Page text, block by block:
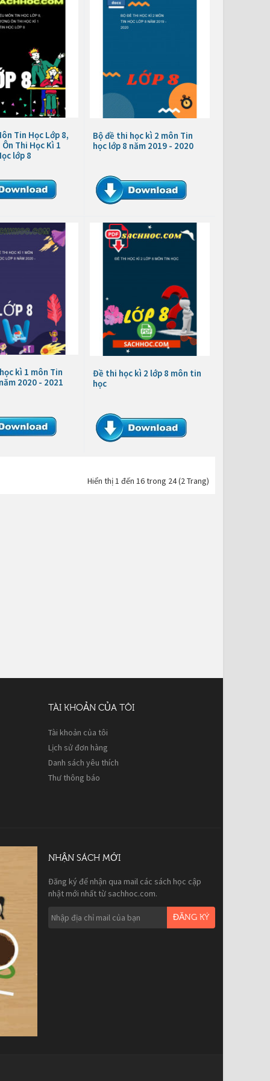
Tin Học Lớp 8,
Thi Học Kì 1
lớp 8
Bộ đề thi học kì 2 môn Tin
học lớp 8 năm 2019 - 2020
kì 1 môn Tin
2020 - 2021
Đề thi học kì 2 lớp 8 môn tin
học
Hiển thị 1 đến 16 trong 24 (2 Trang)
TÀI KHOẢN CỦA TÔI
Tài khoản của tôi
Lịch sử đơn hàng
Danh sách yêu thích
Thư thông báo
NHẬN SÁCH MỚI
Đăng ký để nhận qua mail các sách học cập
nhật mới nhất từ sachhoc.com.
ĐĂNG KÝ